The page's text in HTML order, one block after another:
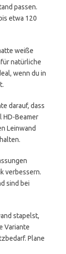
passen.
etwa 120
weiße
natürliche
wenn du in
darauf, dass
HD-Beamer
Leinwand
verbessern.
sind bei
stapelst,
Variante
Plane